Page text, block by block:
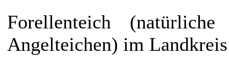
Forellenteich
Angelteichen) im